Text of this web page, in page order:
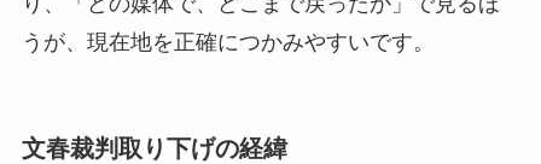
うが、現在地を正確につかみやすいです。
文春裁判取り下げの経緯